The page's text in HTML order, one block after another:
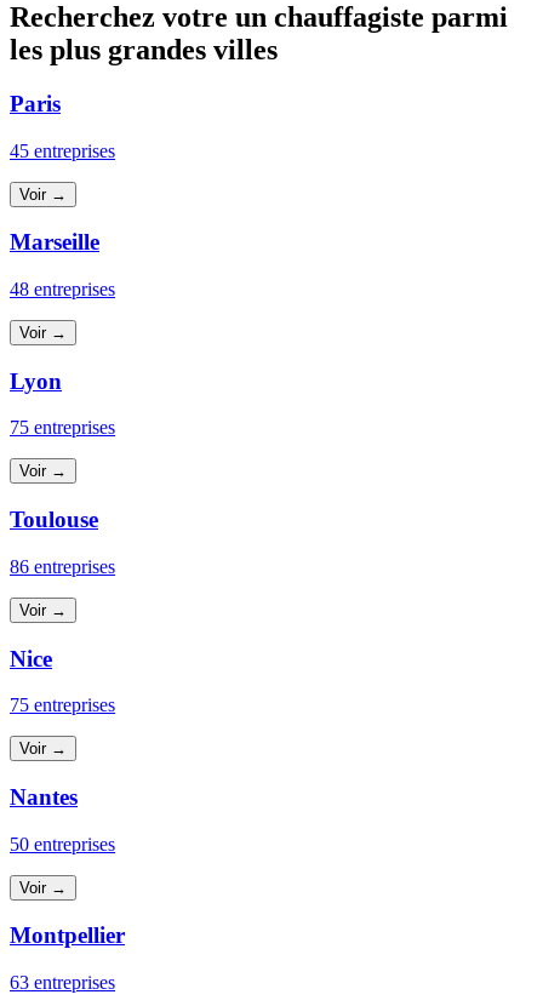
Recherchez votre un chauffagiste parmi
les plus grandes villes
Paris
45 entreprises
Voir →
Marseille
48 entreprises
Voir →
Lyon
75 entreprises
Voir →
Toulouse
86 entreprises
Voir →
Nice
75 entreprises
Voir →
Nantes
50 entreprises
Voir →
Montpellier
63 entreprises